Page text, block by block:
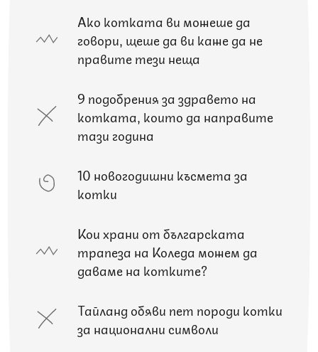
Ако котката ви можеше да
говори, щеше да ви каже да не
правите тези неща
9 подобрения за здравето на
котката, които да направите
тази година
10 новогодишни късмета за
котки
Кои храни от българската
трапеза на Коледа можем да
даваме на котките?
Тайланд обяви пет породи котки
за национални символи